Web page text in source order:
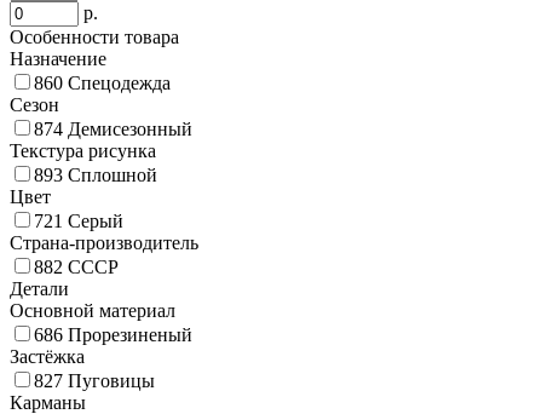
р.
Особенности товара
Назначение
860 Спецодежда
Сезон
874 Демисезонный
Текстура рисунка
893 Сплошной
Цвет
721 Серый
Страна-производитель
882 СССР
Детали
Основной материал
686 Прорезиненый
Застёжка
827 Пуговицы
Карманы